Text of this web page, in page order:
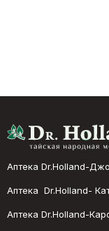
Аптека Dr.Holland-
Аптека Dr.Holland-
Аптека Dr.Holland-